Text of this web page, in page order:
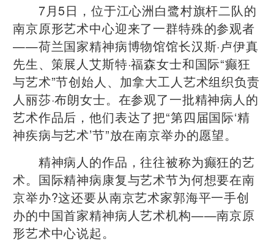
7月5日，位于江心洲白鹭村旗杆二队的
南京原形艺术中心迎来了一群特殊的参观者
——荷兰国家精神病博物馆馆长汉斯·卢伊真
先生、策展人艾斯特·福森女士和国际“癫狂
与艺术”节创始人、加拿大工人艺术组织负责
人丽莎·布朗女士。在参观了一批精神病人的
艺术作品后，他们表达了把“第四届国际‘精
神疾病与艺术’节”放在南京举办的愿望。
精神病人的作品，往往被称为癫狂的艺
术。国际精神病康复与艺术节为何想要在南
京举办?这还要从南京艺术家郭海平一手创
办的中国首家精神病人艺术机构——南京原
形艺术中心说起。